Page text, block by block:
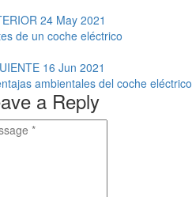
24 May 2021
de un coche eléctrico
16 Jun 2021
ambientales del coche eléctrico
a Reply